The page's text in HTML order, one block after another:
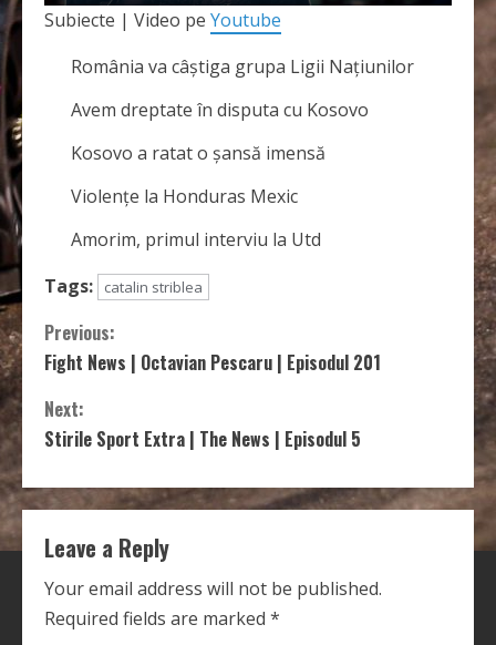
Subiecte | Video pe Youtube
România va câștiga grupa Ligii Națiunilor
Avem dreptate în disputa cu Kosovo
Kosovo a ratat o șansă imensă
Violențe la Honduras Mexic
Amorim, primul interviu la Utd
Tags:
catalin striblea
C
o
n
t
i
n
u
Previous:
Fight News | Octavian Pescaru | Episodul 201
Next:
Stirile Sport Extra | The News | Episodul 5
Leave a Reply
Your email address will not be published.
Required fields are marked *